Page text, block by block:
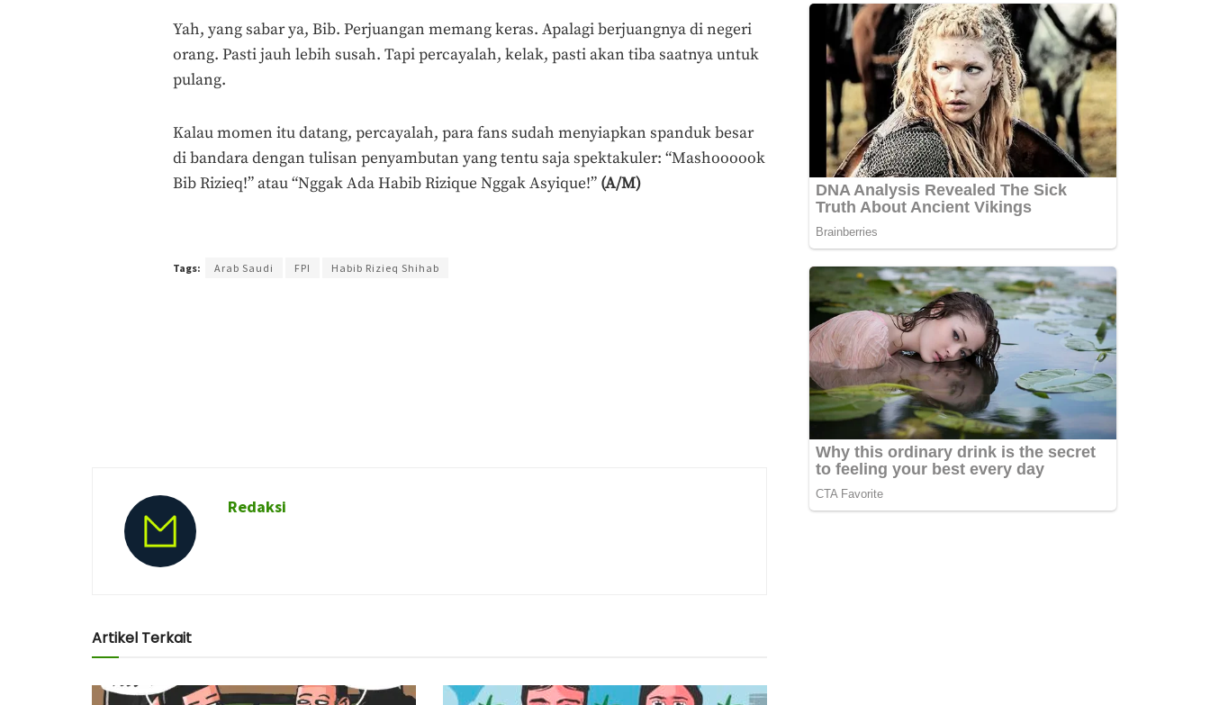
Yah, yang sabar ya, Bib. Perjuangan memang keras. Apalagi berjuangnya di negeri
orang. Pasti jauh lebih susah. Tapi percayalah, kelak, pasti akan tiba saatnya untuk
pulang.
Kalau momen itu datang, percayalah, para fans sudah menyiapkan spanduk besar
di bandara dengan tulisan penyambutan yang tentu saja spektakuler: “Mashoooook
Bib Rizieq!” atau “Nggak Ada Habib Rizique Nggak Asyique!” (A/M)
Tags: Arab Saudi FPI Habib Rizieq Shihab
Redaksi
Artikel Terkait